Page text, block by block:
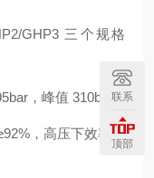
GHP3 三个规格
，峰值 310bar
，高压下效率衰
联系
顶部